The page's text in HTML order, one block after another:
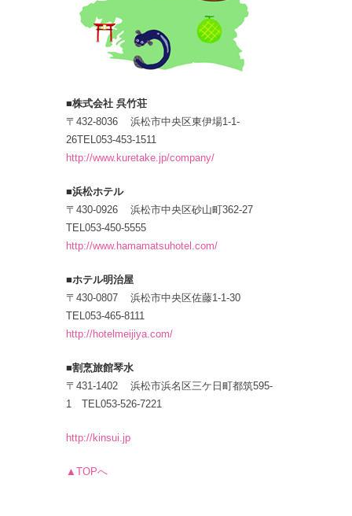
■株式会社 呉竹荘
〒432-8036 浜松市中央区東伊場1-1-
26TEL053-453-1511
http://www.kuretake.jp/company/
■浜松ホテル
〒430-0926 浜松市中央区砂山町362-27
TEL053-450-5555
http://www.hamamatsuhotel.com/
■ホテル明治屋
〒430-0807 浜松市中央区佐藤1-1-30
TEL053-465-8111
http://hotelmeijiya.com/
■割烹旅館琴水
〒431-1402 浜松市浜名区三ケ日町都筑595-
1 TEL053-526-7221
http://kinsui.jp
▲TOPへ